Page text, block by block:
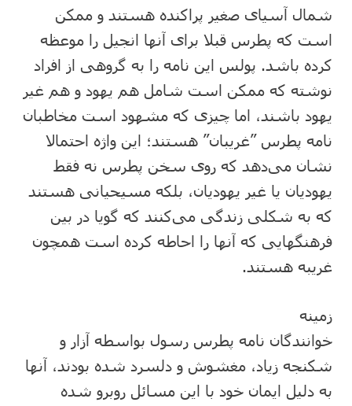
شمال آسیای صغیر پراکنده هستند و ممکن
است که پطرس قبلا برای آنها انجیل را موعظه
کرده باشد. پولس این نامه را به گروهی از افراد
نوشته که ممکن است شامل هم یهود و هم غیر
یهود باشند، اما چیزی که مشهود است مخاطبان
نامه پطرس ”غریبان” هستند؛ این واژه احتمالا
نشان می‌دهد که روی سخن پطرس نه فقط
یهودیان یا غیر یهودیان، بلکه مسیحیانی هستند
که به شکلی زندگی می‌کنند که گویا در بین
فرهنگهایی که آنها را احاطه کرده است همچون
غریبه هستند.
زمینه
خوانندگان نامه پطرس رسول بواسطه آزار و
شکنجه زیاد، مغشوش و دلسرد شده بودند، آنها
به دلیل ایمان خود با این مسائل روبرو شده